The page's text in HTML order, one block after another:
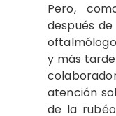
Pero,
después
oftalmólogo
y más
atención
de la